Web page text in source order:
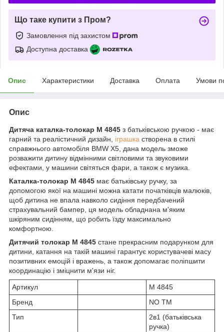
Що таке купити з Пром?
Замовлення під захистом
Доступна доставка
Опис Характеристики Доставка Оплата Умови
Опис
Дитяча каталка-толокар M 4845 з батьківською ручкою - має
гарний та реалістичний дизайн, іграшка створена в стилі
справжнього автомобіля BMW X5, дана модель зможе
розважити дитину відмінними світловими та звуковими
ефектами, у машини світяться фари, а також є музика.
Каталка-толокар M 4845 має батьківську ручку, за
допомогою якої на машині можна катати початківців малюків,
щоб дитина не впала навколо сидіння передбачений
страхувальний бампер, ця модель обладнана м'яким
шкіряним сидінням, що робить їзду максимально
комфортною.
Дитячий толокар M 4845 стане прекрасним подарунком для
дитини, катання на такій машині гарантує користувачеві масу
позитивних емоцій і вражень, а також допомагає поліпшити
координацію і зміцнити м'язи ніг.
Артикул
M 4845
Бренд
NO TM
Тип
2в1 (батьківська
ручка)